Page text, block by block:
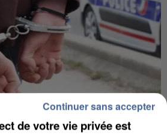
de votre vie privée est
Continuer sans accepter